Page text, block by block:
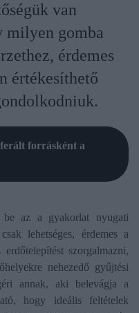
van
milyen gomba
érdemes
értékesíthető
forrásként a
be az a gyakorlat nyugati
lehetséges, érdemes a
szorgalmazni,
nehezedő gyűjtési
annak, aki belevágja a
hogy ideális feltételek